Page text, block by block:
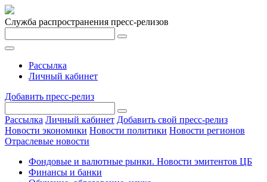
Служба распространения пресс-релизов
Рассылка
Личный кабинет
Добавить пресс-релиз
Рассылка Личный кабинет Добавить свой пресс-релиз
Новости экономики Новости политики Новости регионов
Отраслевые новости
Фондовые и валютные рынки. Новости эмитентов ЦБ
Финансы и банки